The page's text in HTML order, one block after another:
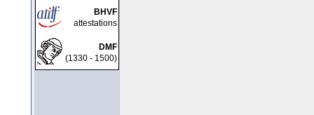
BHVF
attestations
DMF
(1330 - 1500)